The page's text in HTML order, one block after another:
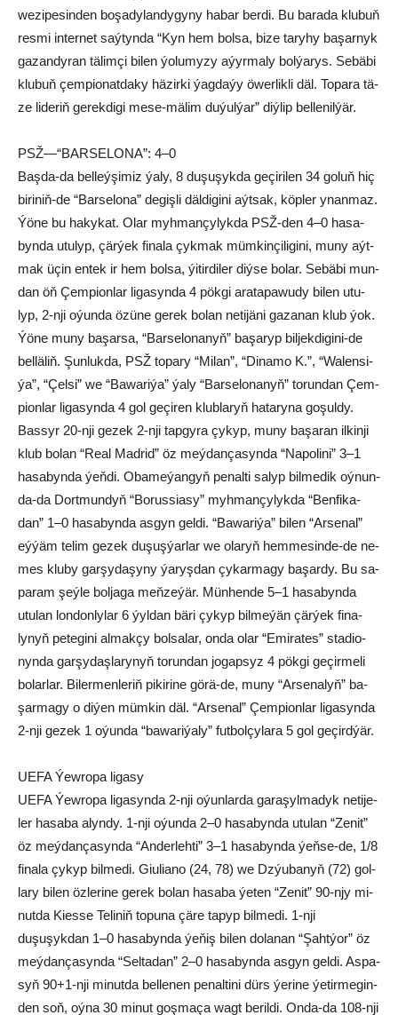
we­zi­pe­sin­den bo­şa­dy­lan­dy­gy­ny ha­bar ber­di. Bu ba­ra­da klu­buň
res­mi in­ter­net saý­tyn­da “Kyn hem bol­sa, bi­ze ta­ry­hy ba­şar­nyk
ga­zan­dy­ran tä­lim­çi bi­len ýo­lu­my­zy aýyr­ma­ly bol­ýa­rys. Se­bä­bi
klu­buň çem­pio­nat­da­ky hä­zir­ki ýag­da­ýy öwer­lik­li däl. To­pa­ra tä­
ze li­de­riň gerek­di­gi me­se-mä­lim du­ýul­ýar” diý­lip bel­le­nil­ýär.
PSŽ—“BAR­SE­LO­NA”: 4–0
Baş­da-da bel­leý­şi­miz ýa­ly, 8 du­şu­şyk­da ge­çi­ri­len 34 go­luň hiç
bi­ri­niň-de “Bar­se­lo­na” de­giş­li däl­di­gi­ni aýt­sak, köp­ler ynan­maz.
Ýö­ne bu ha­ky­kat. Olar myh­man­çy­lyk­da PSŽ-den 4–0 ha­sa­
byn­da utu­lyp, çär­ýek fi­na­la çyk­mak müm­kin­çi­li­gi­ni, mu­ny aýt­
mak üçin en­tek ir hem bol­sa, ýi­tir­di­ler diý­se bo­lar. Se­bä­bi mun­
dan öň Çem­pi­on­lar li­ga­syn­da 4 pök­gi ara­ta­pa­wu­dy bi­len utu­
lyp, 2-nji oýun­da özü­ne ge­rek bo­lan ne­ti­jä­ni ga­za­nan klub ýok.
Ýö­ne mu­ny ba­şar­sa, “Bar­se­lo­na­nyň” ba­şa­ryp bil­jek­di­gi­ni-de
bel­lä­liň. Şunlukda, PSŽ to­pa­ry “Mi­lan”, “Di­na­mo K.”, “Wa­len­si­
ýa”, “Çel­si” we “Ba­wa­ri­ýa” ýa­ly “Bar­se­lo­na­nyň” to­run­dan Çem­
pi­on­lar li­ga­syn­da 4 gol ge­çi­ren klub­la­ryň ha­ta­ry­na go­şul­dy.
Bas­syr 20-nji ge­zek 2-nji tap­gy­ra çy­kyp, mu­ny ba­şa­ran il­kin­ji
klub bo­lan “Re­al Mad­rid” öz meý­dan­ça­syn­da “Na­po­li­ni” 3–1
ha­sa­byn­da ýeň­di. Oba­me­ýan­gyň pe­nal­ti sa­lyp bil­me­dik oý­nun­
da-da Dort­mun­dyň “Bo­rus­sia­sy” myh­man­çy­lyk­da “Ben­fi­ka­
dan” 1–0 ha­sa­byn­da as­gyn gel­di. “Ba­wa­ri­ýa” bi­len “Ar­se­nal”
eý­ýäm te­lim ge­zek du­şuş­ýar­lar we ola­ryň hem­me­sin­de-de ne­
mes klu­by gar­şy­da­şy­ny ýa­ryş­dan çy­kar­ma­gy ba­şar­dy. Bu sa­
pa­ram şeý­le bol­ja­ga meň­ze­ýär. Mün­hen­de 5–1 ha­sa­byn­da
utu­lan lon­don­ly­lar 6 ýyl­dan bä­ri çy­kyp bil­me­ýän çär­ýek fi­na­
lynyň pe­te­gi­ni al­mak­çy bol­sa­lar, on­da olar “Emi­ra­tes” sta­dio­
nyn­da garşydaşlarynyň torundan jo­gap­syz 4 pök­gi ge­çir­me­li
bo­lar­lar. Bi­ler­men­le­riň pi­ki­ri­ne gö­rä-de, mu­ny “Ar­se­na­lyň” ba­
şar­ma­gy o di­ýen müm­kin däl. “Ar­se­nal” Çem­pi­on­lar li­ga­syn­da
2-nji ge­zek 1 oýun­da “ba­wa­ri­ýa­ly” fut­bol­çy­la­ra 5 gol ge­çird­ýär.
UEFA Ýew­ro­pa li­ga­sy
UEFA Ýew­ro­pa li­ga­syn­da 2-nji oýun­lar­da ga­ra­şyl­ma­dyk ne­ti­je­
ler ha­sa­ba alyn­dy. 1-nji oýun­da 2–0 ha­sa­byn­da utu­lan “Ze­nit”
öz meý­dan­ça­syn­da “An­der­leh­ti” 3–1 ha­sa­byn­da ýeň­se-de, 1/8
fi­na­la çy­kyp bil­me­di. Giu­lia­no (24, 78) we Dzýu­ba­nyň (72) gol­
la­ry bi­len öz­le­ri­ne ge­rek bolan ha­sa­ba ýe­ten “Ze­nit” 90-njy mi­
nut­da Ki­es­se Te­li­niň to­pu­na çä­re ta­pyp bil­me­di. 1-nji
duşuşykdan 1–0 ha­sa­byn­da ýe­ňiş bi­len do­la­nan “Şaht­ýor” öz
meý­dan­ça­syn­da “Sel­ta­dan” 2–0 ha­sa­byn­da as­gyn gel­di. As­pa­
syň 90+1-nji mi­nut­da bel­le­nen pe­nal­ti­ni dürs ýe­ri­ne ýe­tir­me­gin­
den soň, oý­na 30 mi­nut goş­ma­ça wagt be­ril­di. On­da-da 108-nji